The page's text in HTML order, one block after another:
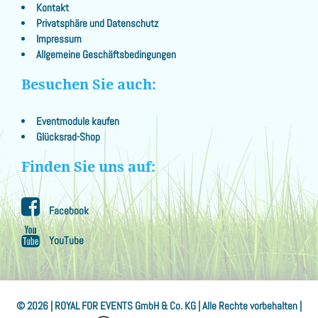
Kontakt
Privatsphäre und Datenschutz
Impressum
Allgemeine Geschäftsbedingungen
Besuchen Sie auch:
Eventmodule kaufen
Glücksrad-Shop
Finden Sie uns auf:
Facebook
YouTube
© 2026 | ROYAL FOR EVENTS GmbH & Co. KG | Alle Rechte vorbehalten |